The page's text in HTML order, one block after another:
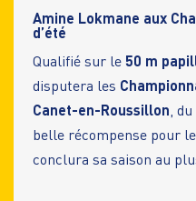
Amine Lokmane aux
d’été
Qualifié sur le 50 m
disputera les
Canet-en-Roussillon, du
belle récompense pour
conclura sa saison au